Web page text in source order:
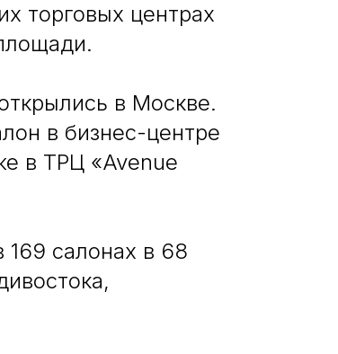
торговых центрах
в Москве.
в бизнес-центре
в ТРЦ «Avenue
салонах в 68